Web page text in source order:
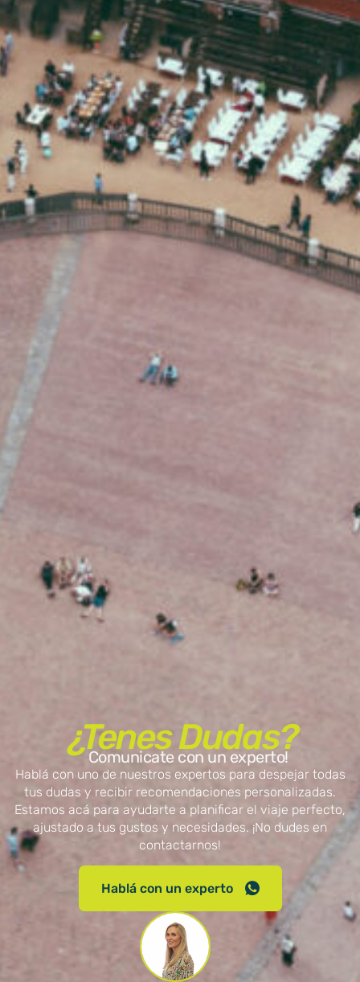
¿Tenes Dudas?
Comunicate con un experto!
Hablá con uno de nuestros expertos para despejar todas
tus dudas y recibir recomendaciones personalizadas.
Estamos acá para ayudarte a planificar el viaje perfecto,
ajustado a tus gustos y necesidades. ¡No dudes en
contactarnos!
Hablá con un experto